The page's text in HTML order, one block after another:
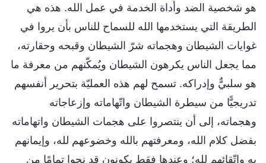
هو شخصية الضد وأداة الخدمة في عمل الله. هذه هي
الطريقة التي يستخدمها الله للسماح للناس بأن يروا في
غوايات الشيطان وهجماته شرّ الشيطان وقبحه وحقارته،
مما يجعل الناس يكرهون الشيطان ويُمكّنهم من معرفة ما
هو سلبيٌّ وإدراكه. تسمح لهم هذه العمليّة بتحرير أنفسهم
تدريجيًّا من سيطرة الشيطان واتّهاماته وإزعاجاته
وهجماته، إلى أن ينتصروا على هجمات الشيطان واتهاماته
بفضل كلام الله، ومعرفتهم بالله وخضوعهم لله، وإيمانهم
به واتّقائهم لله؛ وعندها فقط يكونون قد نجوا تمامًا من